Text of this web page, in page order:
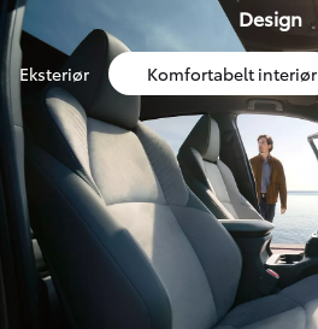
Design
Eksteriør Komfortabelt interiør